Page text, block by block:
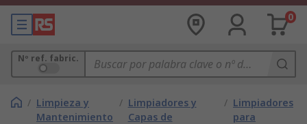
0
Nº ref. fabric.
/ Limpieza y
Mantenimiento
/ Limpiadores y
Capas de
/ Limpiadores
para